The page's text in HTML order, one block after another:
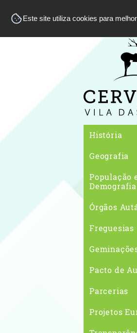
Este site utiliza cookies para
História
Geografia
População
Demografia
Órgãos
Freguesias
Pacto de
Parcerias
Projetos